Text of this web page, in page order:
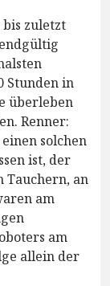
bis zuletzt
Stunden in
überleben
Renner:
solchen
ist, der
Tauchern, an
am
am
allein der